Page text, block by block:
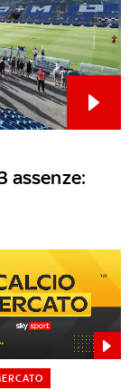
assenze: